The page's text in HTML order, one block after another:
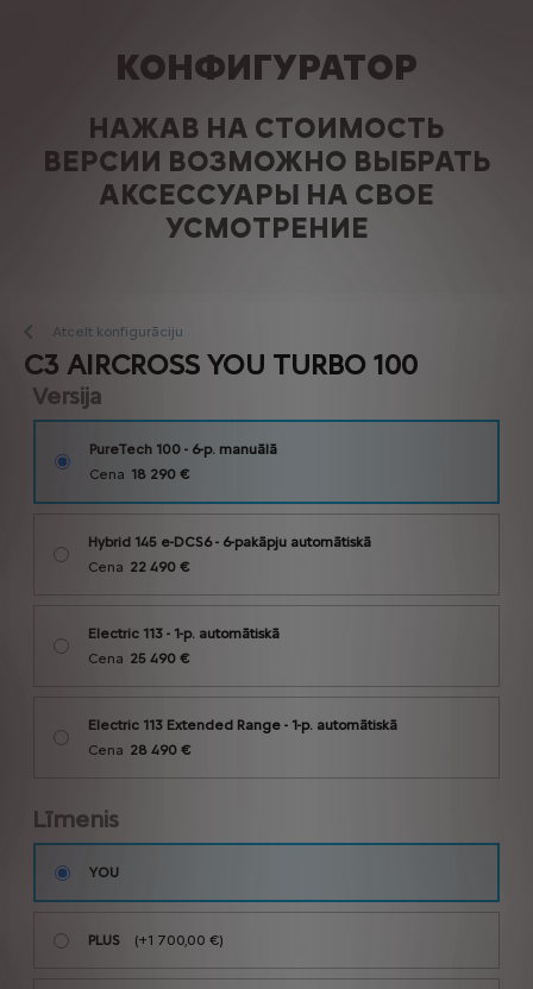
КОНФИГУРАТОР
НАЖАВ НА СТОИМОСТЬ
ВЕРСИИ ВОЗМОЖНО ВЫБРАТЬ
АКСЕССУАРЫ НА СВОЕ
УСМОТРЕНИЕ